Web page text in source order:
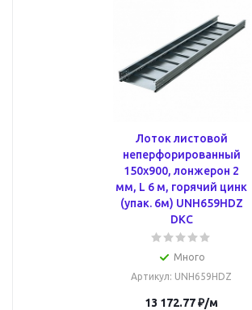
Лоток листовой
неперфорированный
150х900, лонжерон 2
мм, L 6 м, горячий цинк
(упак. 6м) UNH659HDZ
DKC
Много
Артикул: UNH659HDZ
13 172.77₽/м